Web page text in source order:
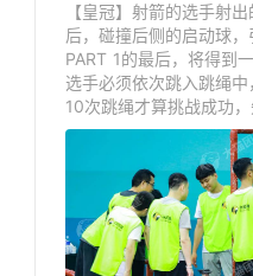
【皇冠】射箭的选手射
后，碰撞后侧的启动球
PART 1的最后，将得到
选手必须依次跳入跳绳
10次跳绳才算挑战成功，